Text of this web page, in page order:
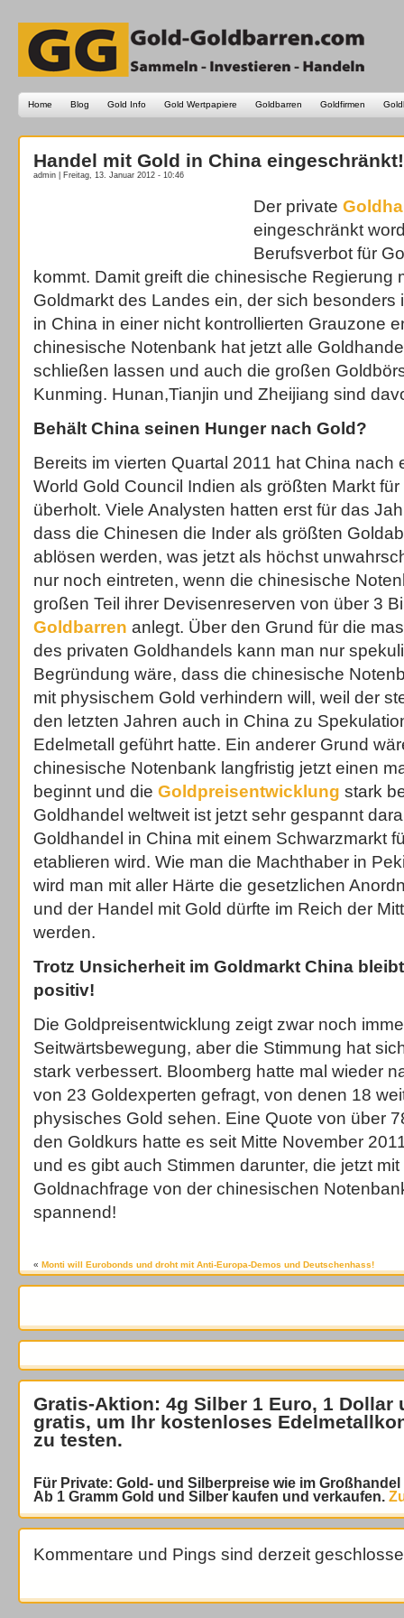
Home Blog Gold Info Gold Wertpapiere Goldbarren Goldfirmen
Handel mit Gold in China eingeschränkt!
admin | Freitag, 13. Januar 2012 - 10:46
Der private
eingeschränkt
Berufsverbot für
kommt. Damit greift die chinesische Regierung
Goldmarkt des Landes ein, der sich besonders
in China in einer nicht kontrollierten Grauzone
chinesische Notenbank hat jetzt alle
schließen lassen und auch die großen
Kunming. Hunan,Tianjin und Zheijiang sind
Behält China seinen Hunger nach Gold?
Bereits im vierten Quartal 2011 hat China nach
World Gold Council Indien als größten Markt für
überholt. Viele Analysten hatten erst für das
dass die Chinesen die Inder als größten
ablösen werden, was jetzt als höchst
nur noch eintreten, wenn die chinesische
großen Teil ihrer Devisenreserven von über 3
Goldbarren anlegt. Über den Grund für die
des privaten Goldhandels kann man nur
Begründung wäre, dass die chinesische
mit physischem Gold verhindern will, weil der
den letzten Jahren auch in China zu
Edelmetall geführt hatte. Ein anderer Grund
chinesische Notenbank langfristig jetzt einen
beginnt und die Goldpreisentwicklung stark
Goldhandel weltweit ist jetzt sehr gespannt
Goldhandel in China mit einem Schwarzmarkt
etablieren wird. Wie man die Machthaber in
wird man mit aller Härte die gesetzlichen
und der Handel mit Gold dürfte im Reich der
werden.
Trotz Unsicherheit im Goldmarkt China
positiv!
Die Goldpreisentwicklung zeigt zwar noch
Seitwärtsbewegung, aber die Stimmung hat
stark verbessert. Bloomberg hatte mal wieder
von 23 Goldexperten gefragt, von denen 18
physisches Gold sehen. Eine Quote von über
den Goldkurs hatte es seit Mitte November
und es gibt auch Stimmen darunter, die jetzt
Goldnachfrage von der chinesischen
spannend!
« Monti will Eurobonds und droht mit Anti-Europa-Demos und Deutschenhass!
Gratis-Aktion: 4g Silber 1 Euro, 1 Dollar
gratis, um Ihr kostenloses
zu testen.
Für Private: Gold- und Silberpreise wie im
Ab 1 Gramm Gold und Silber kaufen und verkaufen.
Kommentare und Pings sind derzeit